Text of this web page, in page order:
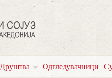
Друштва Одгледувачници